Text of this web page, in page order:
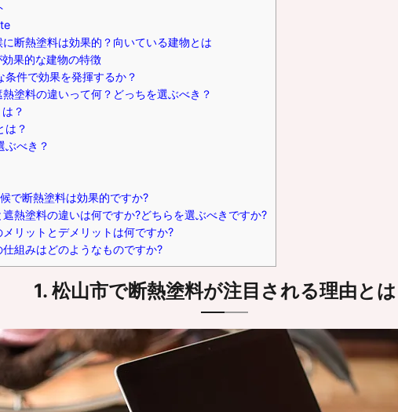
断熱塗料は効果的？向いている建物とは
果的な建物の特徴
条件で効果を発揮するか？
塗料の違いって何？どっちを選ぶべき？
？
は？
ぶべき？
で断熱塗料は効果的ですか?
熱塗料の違いは何ですか?どちらを選ぶべきですか?
リットとデメリットは何ですか?
組みはどのようなものですか?
1. 松山市で断熱塗料が注目される理由とは